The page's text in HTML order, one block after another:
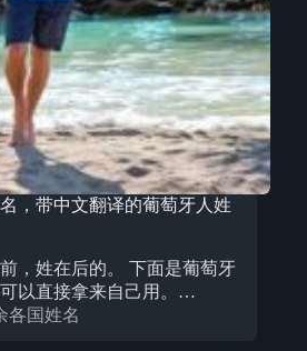
，带中文翻译的葡萄牙人姓
，姓在后的。 下面是葡萄牙
以直接拿来自己用。…
各国姓名